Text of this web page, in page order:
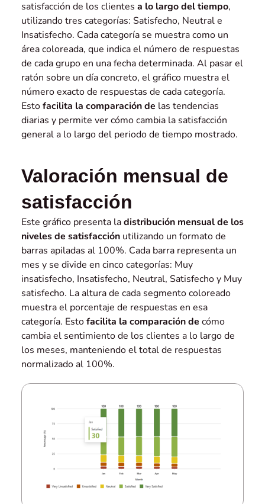
satisfacción de los clientes a lo largo del tiempo,
utilizando tres categorías: Satisfecho, Neutral e
Insatisfecho. Cada categoría se muestra como un
área coloreada, que indica el número de respuestas
de cada grupo en una fecha determinada. Al pasar el
ratón sobre un día concreto, el gráfico muestra el
número exacto de respuestas de cada categoría.
Estofacilita la comparación de las tendencias
diarias y permite ver cómo cambia la satisfacción
general a lo largo del periodo de tiempo mostrado.
Valoración mensual de
satisfacción
Este gráfico presenta ladistribución mensual de los
niveles de satisfacción utilizando un formato de
barras apiladas al 100%. Cada barra representa un
mes y se divide en cinco categorías: Muy
insatisfecho, Insatisfecho, Neutral, Satisfecho y Muy
satisfecho. La altura de cada segmento coloreado
muestra el porcentaje de respuestas en esa
categoría. Estofacilita la comparación de cómo
cambia el sentimiento de los clientes a lo largo de
los meses, manteniendo el total de respuestas
normalizado al 100%.